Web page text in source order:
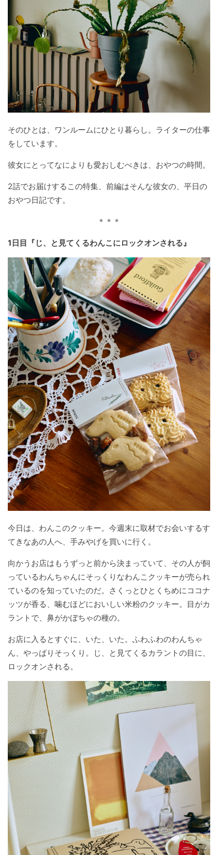
そのひとは、ワンルームにひとり暮らし。ライターの仕事
をしています。
彼女にとってなによりも愛おしむべきは、おやつの時間。
2話でお届けするこの特集、前編はそんな彼女の、平日の
おやつ日記です。
＊＊＊
1日目『じ、と見てくるわんこにロックオンされる』
今日は、わんこのクッキー。今週末に取材でお会いするす
てきなあの人へ、手みやげを買いに行く。
向かうお店はもうずっと前から決まっていて、その人が飼
っているわんちゃんにそっくりなわんこクッキーが売られ
ているのを知っていたのだ。さくっとひとくちめにココナ
ッツが香る、噛むほどにおいしい米粉のクッキー。目がカ
ラントで、鼻がかぼちゃの種の。
お店に入るとすぐに、いた、いた。ふわふわのわんちゃ
ん、やっぱりそっくり。じ、と見てくるカラントの目に、
ロックオンされる。